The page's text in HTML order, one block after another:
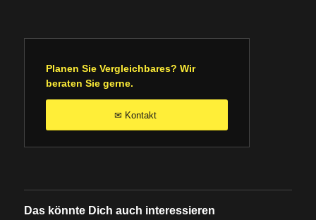
Planen Sie Vergleichbares? Wir
beraten Sie gerne.
✉ Kontakt
Das könnte Dich auch interessieren